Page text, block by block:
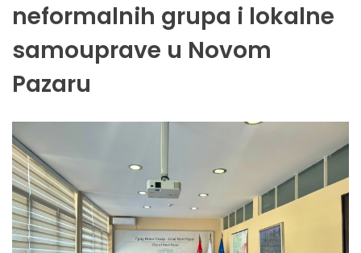
neformalnih grupa i lokalne
samouprave u Novom
Pazaru